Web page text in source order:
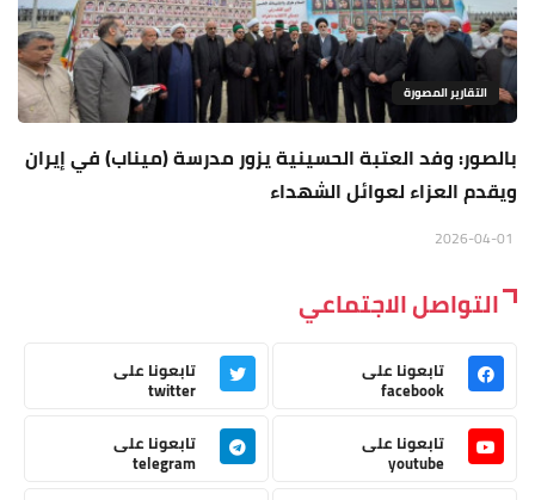
التقارير المصورة
بالصور: وفد العتبة الحسينية يزور مدرسة (ميناب) في إيران
ويقدم العزاء لعوائل الشهداء
التواصل الاجتماعي
تابعونا على
facebook
تابعونا على
twitter
تابعونا على
youtube
تابعونا على
telegram